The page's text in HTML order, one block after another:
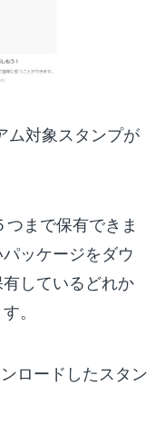
ム対象スタンプが
まで保有できま
ッケージをダウ
しているどれか
。
ロードしたスタン